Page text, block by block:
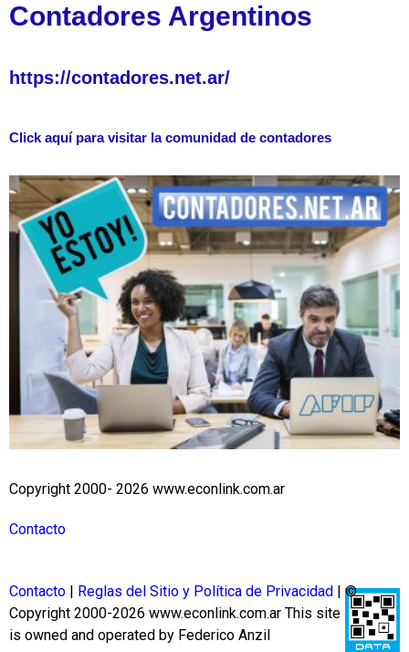
Contadores Argentinos
https://contadores.net.ar/
Click aquí para visitar la comunidad de contadores
Copyright 2000- 2026 www.econlink.com.ar
Contacto
Contacto | Reglas del Sitio y Política de Privacidad | ©
Copyright 2000-2026 www.econlink.com.ar This site
is owned and operated by Federico Anzil